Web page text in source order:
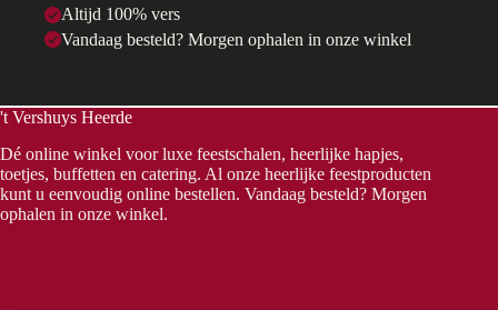
Altijd 100% vers
Vandaag besteld? Morgen ophalen in onze winkel
't Vershuys Heerde
Dé online winkel voor luxe feestschalen, heerlijke hapjes,
toetjes, buffetten en catering. Al onze heerlijke feestproducten
kunt u eenvoudig online bestellen. Vandaag besteld? Morgen
ophalen in onze winkel.